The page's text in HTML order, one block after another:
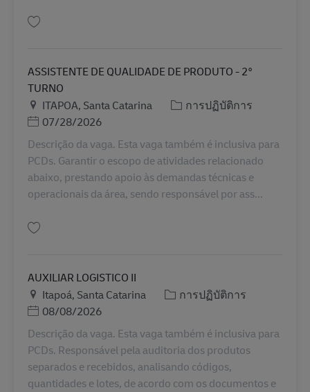
ASSISTENTE DE QUALIDADE DE PRODUTO - 2°
TURNO
สถานที่
ITAPOA, Santa Catarina หมวดหมู่
การปฏิบัติการ
Posted Date
07/28/2026
Descrição da vaga. Esta vaga também é inclusiva para
PCDs. Garantir o escopo de atividades relacionado
abaixo, prestando apoio às demandas técnicas e
operacionais da área, sendo responsável por ass...
AUXILIAR LOGISTICO II
สถานที่
Itapoá, Santa Catarina หมวดหมู่
การปฏิบัติการ
Posted Date
08/08/2026
Descrição da vaga. Esta vaga também é inclusiva para
PCDs. Responsável pela auditoria dos produtos
separados e recebidos, analisando códigos,
quantidades e lotes, de acordo com os documentos e